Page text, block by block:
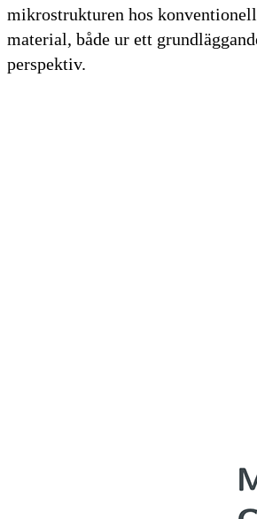
mikrostrukturen hos
material, både ur ett
perspektiv.